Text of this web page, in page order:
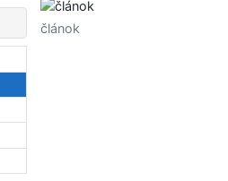
článok